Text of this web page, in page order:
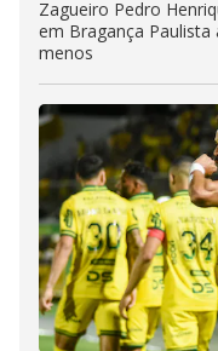
Zagueiro Pedro
em Bragança
menos